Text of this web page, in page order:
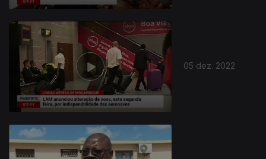
05 dez. 2022